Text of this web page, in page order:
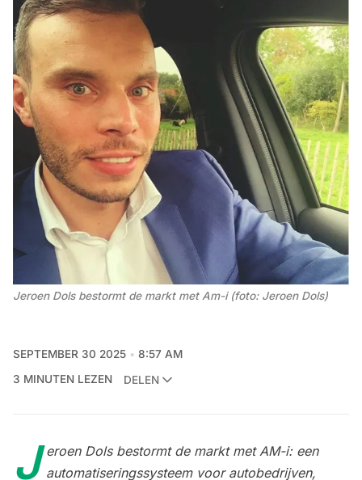
Jeroen Dols bestormt de markt met Am-i (foto: Jeroen Dols)
SEPTEMBER 30 2025
8:57 AM
3 MINUTEN LEZEN
DELEN
J eroen Dols bestormt de markt met AM-i: een
automatiseringssysteem voor autobedrijven,